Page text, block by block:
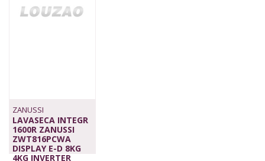
ZANUSSI
LAVASECA INTEGR
1600R ZANUSSI
ZWT816PCWA
DISPLAY E-D 8KG
4KG INVERTER